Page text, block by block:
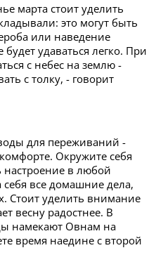
марта стоит уделить
это могут быть
или наведение
удаваться легко. При
с небес на землю -
с толку, - говорит
для переживаний -
Окружите себя
настроение в любой
все домашние дела,
Стоит уделить внимание
весну радостнее. В
намекают Овнам на
время наедине с второй